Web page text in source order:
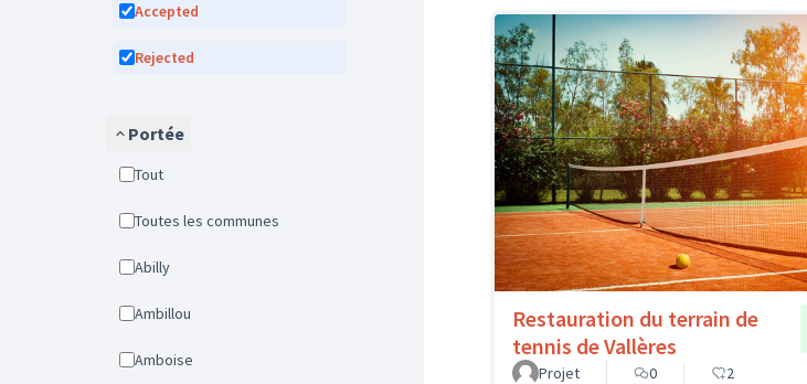
Accepted
Rejected
Portée
Tout
Toutes les communes
Abilly
Ambillou
Amboise
Restauration du terrain de
tennis de Vallères
Projet
0 2